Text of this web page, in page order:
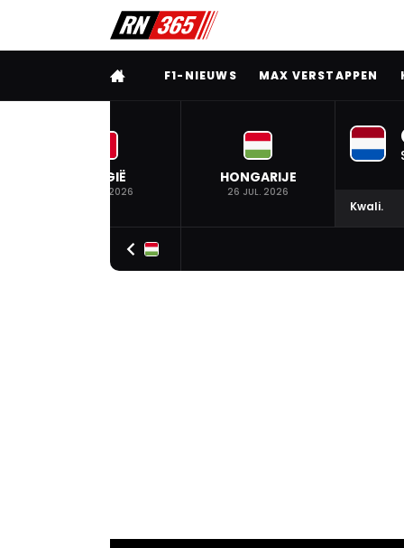
VOLLEDIG MENU
F1-NIEUWS MAX VERSTAPPEN
BELGIË
19 JUL. 2026
HONGARIJE
26 JUL. 2026
Kwali.